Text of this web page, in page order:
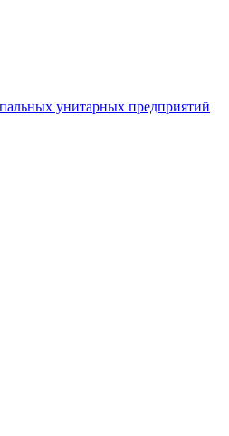
унитарных предприятий